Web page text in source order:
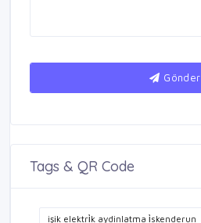
Gönder
Tags & QR Code
işik elektri̇k aydinlatma i̇skenderun